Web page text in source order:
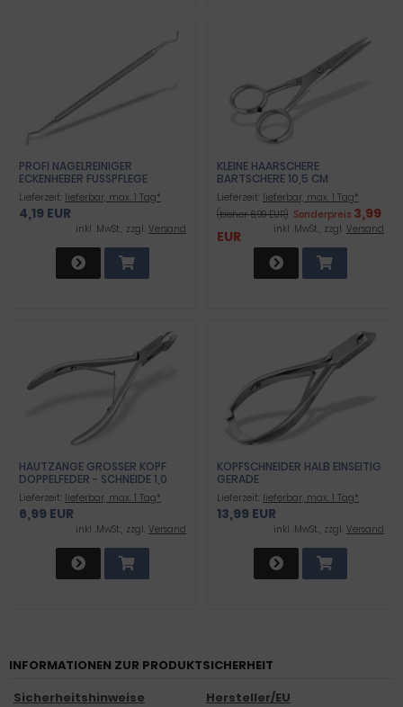
PROFI NAGELREINIGER
ECKENHEBER FUSSPFLEGE D
OPPELINSTRUMENT AUS R
OSTFREIEM EDELSTAHL ZUM B
EHANDELN VON NAGELECKEN A
LS IDEALES F
Lieferzeit: lieferbar, max. 1 Tag*
4,19 EUR
inkl .MwSt., zzgl. Versand
KLEINE HAARSCHERE
BARTSCHERE 10,5 CM
EDELSTAHL ROSTFREI
Lieferzeit: lieferbar, max. 1 Tag*
(bisher 6,99 EUR) Sonderpreis 3,99
EUR
inkl .MwSt., zzgl. Versand
HAUTZANGE GROSSER KOPF D
OPPELFEDER - SCHNEIDE 1,0 C
M PROFI QUALIT
Lieferzeit: lieferbar, max. 1 Tag*
6,99 EUR
inkl .MwSt., zzgl. Versand
KOPFSCHNEIDER HALB EINSEITIG
GERADE
Lieferzeit: lieferbar, max. 1 Tag*
13,99 EUR
inkl .MwSt., zzgl. Versand
INFORMATIONEN ZUR PRODUKTSICHERHEIT
Sicherheitshinweise
Hersteller/EU